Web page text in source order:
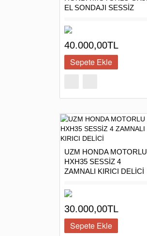
EL SONDAJI SESSİZ
40.000,00TL
UZM HONDA MOTORLU
HXH35 SESSİZ 4
ZAMNALI KIRICI DELİCİ
30.000,00TL